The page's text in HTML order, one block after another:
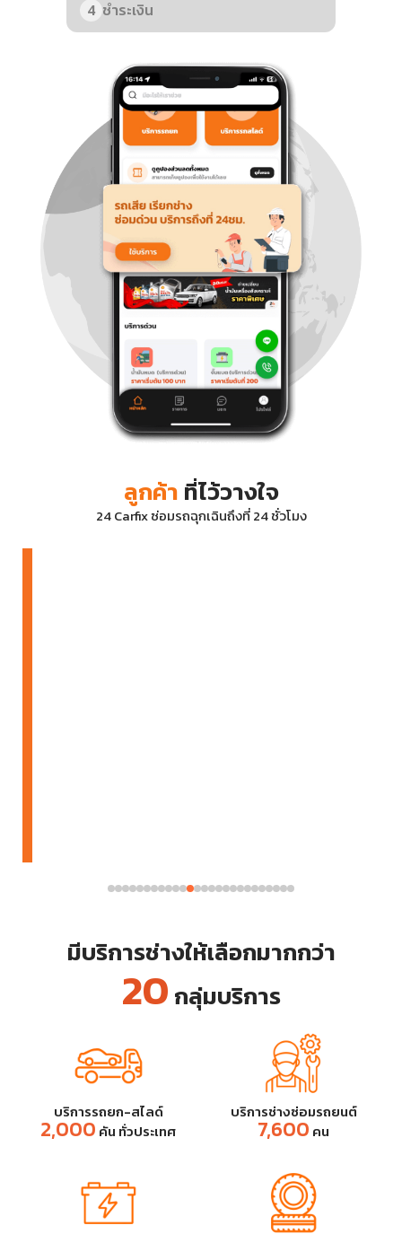
4 ชำระเงิน
ลูกค้า ที่ไว้วางใจ
24 Carfix ซ่อมรถฉุกเฉินถึงที่ 24 ชั่วโมง
มีบริการช่างให้เลือกมากกว่า
20 กลุ่มบริการ
บริการรถยก-สไลด์
2,000 คัน ทั่วประเทศ
บริการช่างซ่อมรถยนต์
7,600 คน